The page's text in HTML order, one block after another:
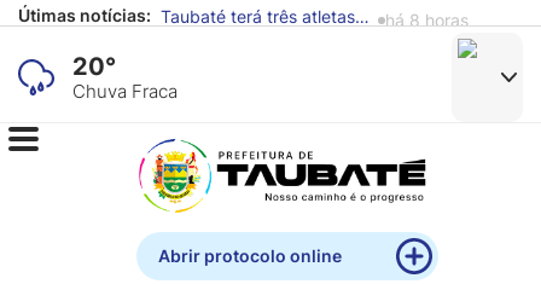
Útimas notícias: Alunos de escola municipal expõem obras produzidas com materiais recicláveis no Mistau há 10 horas
20°
Chuva Fraca
Abrir protocolo online